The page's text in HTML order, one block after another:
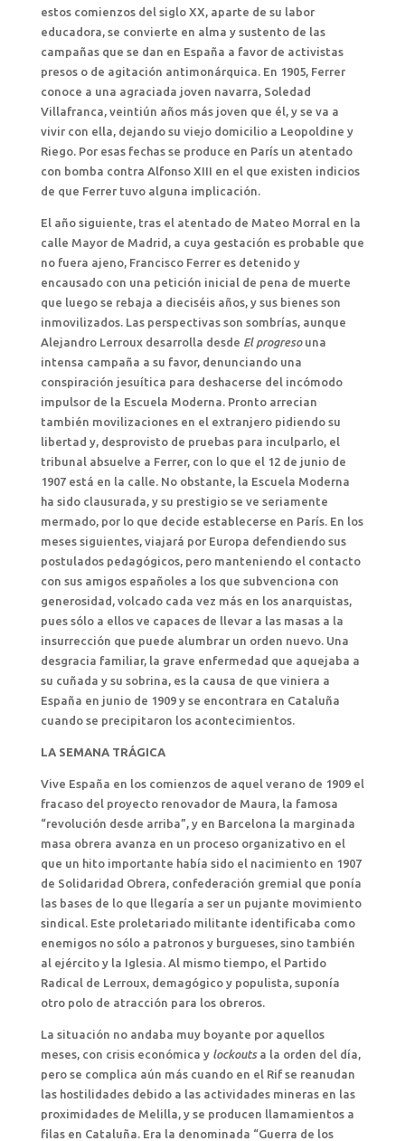
estos comienzos del siglo XX, aparte de su labor
educadora, se convierte en alma y sustento de las
campañas que se dan en España a favor de activistas
presos o de agitación antimonárquica. En 1905, Ferrer
conoce a una agraciada joven navarra, Soledad
Villafranca, veintiún años más joven que él, y se va a
vivir con ella, dejando su viejo domicilio a Leopoldine y
Riego. Por esas fechas se produce en París un atentado
con bomba contra Alfonso XIII en el que existen indicios
de que Ferrer tuvo alguna implicación.
El año siguiente, tras el atentado de Mateo Morral en la
calle Mayor de Madrid, a cuya gestación es probable que
no fuera ajeno, Francisco Ferrer es detenido y
encausado con una petición inicial de pena de muerte
que luego se rebaja a dieciséis años, y sus bienes son
inmovilizados. Las perspectivas son sombrías, aunque
Alejandro Lerroux desarrolla desde El progresouna
intensa campaña a su favor, denunciando una
conspiración jesuítica para deshacerse del incómodo
impulsor de la Escuela Moderna. Pronto arrecian
también movilizaciones en el extranjero pidiendo su
libertad y, desprovisto de pruebas para inculparlo, el
tribunal absuelve a Ferrer, con lo que el 12 de junio de
1907 está en la calle. No obstante, la Escuela Moderna
ha sido clausurada, y su prestigio se ve seriamente
mermado, por lo que decide establecerse en París. En los
meses siguientes, viajará por Europa defendiendo sus
postulados pedagógicos, pero manteniendo el contacto
con sus amigos españoles a los que subvenciona con
generosidad, volcado cada vez más en los anarquistas,
pues sólo a ellos ve capaces de llevar a las masas a la
insurrección que puede alumbrar un orden nuevo. Una
desgracia familiar, la grave enfermedad que aquejaba a
su cuñada y su sobrina, es la causa de que viniera a
España en junio de 1909 y se encontrara en Cataluña
cuando se precipitaron los acontecimientos.
LA SEMANA TRÁGICA
Vive España en los comienzos de aquel verano de 1909 el
fracaso del proyecto renovador de Maura, la famosa
“revolución desde arriba”, y en Barcelona la marginada
masa obrera avanza en un proceso organizativo en el
que un hito importante había sido el nacimiento en 1907
de Solidaridad Obrera, confederación gremial que ponía
las bases de lo que llegaría a ser un pujante movimiento
sindical. Este proletariado militante identificaba como
enemigos no sólo a patronos y burgueses, sino también
al ejército y la Iglesia. Al mismo tiempo, el Partido
Radical de Lerroux, demagógico y populista, suponía
otro polo de atracción para los obreros.
La situación no andaba muy boyante por aquellos
meses, con crisis económica y lockoutsa la orden del día,
pero se complica aún más cuando en el Rif se reanudan
las hostilidades debido a las actividades mineras en las
proximidades de Melilla, y se producen llamamientos a
filas en Cataluña. Era la denominada “Guerra de los